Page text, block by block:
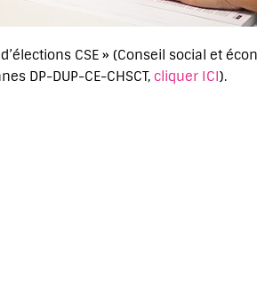
CSE » (Conseil social et
DP-DUP-CE-CHSCT, cliquer ICI).
provocation d’élections CSE